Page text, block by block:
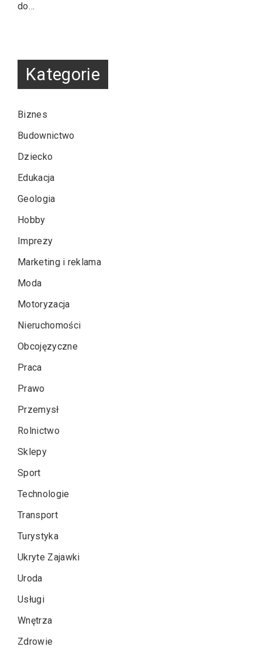
do…
Kategorie
Biznes
Budownictwo
Dziecko
Edukacja
Geologia
Hobby
Imprezy
Marketing i reklama
Moda
Motoryzacja
Nieruchomości
Obcojęzyczne
Praca
Prawo
Przemysł
Rolnictwo
Sklepy
Sport
Technologie
Transport
Turystyka
Ukryte Zajawki
Uroda
Usługi
Wnętrza
Zdrowie